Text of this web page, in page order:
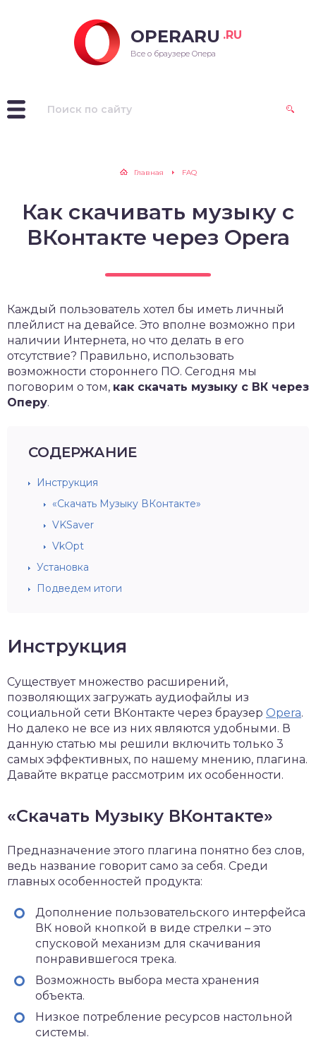
OPERARU .RU
Все о браузере Опера
Главная FAQ
Как скачивать музыку с
ВКонтакте через Opera
Каждый пользователь хотел бы иметь личный
плейлист на девайсе. Это вполне возможно при
наличии Интернета, но что делать в его
отсутствие? Правильно, использовать
возможности стороннего ПО. Сегодня мы
поговорим о том, как скачать музыку с ВК через
Оперу.
СОДЕРЖАНИЕ
Инструкция
«Скачать Музыку ВКонтакте»
VKSaver
VkOpt
Установка
Подведем итоги
Инструкция
Существует множество расширений,
позволяющих загружать аудиофайлы из
социальной сети ВКонтакте через браузер Opera.
Но далеко не все из них являются удобными. В
данную статью мы решили включить только 3
самых эффективных, по нашему мнению, плагина.
Давайте вкратце рассмотрим их особенности.
«Скачать Музыку ВКонтакте»
Предназначение этого плагина понятно без слов,
ведь название говорит само за себя. Среди
главных особенностей продукта:
Дополнение пользовательского интерфейса
ВК новой кнопкой в виде стрелки – это
спусковой механизм для скачивания
понравившегося трека.
Возможность выбора места хранения
объекта.
Низкое потребление ресурсов настольной
системы.
для Windows
для Linux